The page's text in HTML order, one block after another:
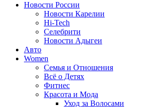
Новости России
Новости Карелии
Hi-Tech
Селебрити
Новости Адыгеи
Авто
Women
Семья и Отношения
Всё о Детях
Фитнес
Красота и Мода
Уход за Волосами